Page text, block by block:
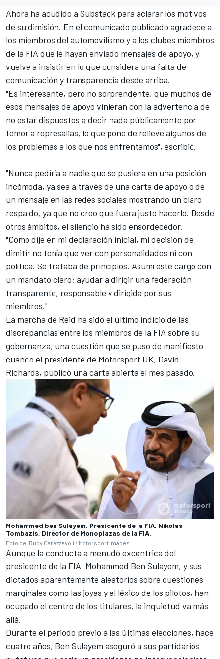
Ahora ha acudido a Substack para aclarar los motivos
de su dimisión. En el comunicado publicado agradece a
los miembros del automovilismo y a los clubes miembros
de la FIA que le hayan enviado mensajes de apoyo, y
vuelve a insistir en lo que considera una falta de
comunicación y transparencia desde arriba.
"Es interesante, pero no sorprendente, que muchos de
esos mensajes de apoyo vinieran con la advertencia de
no estar dispuestos a decir nada públicamente por
temor a represalias, lo que pone de relieve algunos de
los problemas a los que nos enfrentamos", escribió.
"Nunca pediría a nadie que se pusiera en una posición
incómoda, ya sea a través de una carta de apoyo o de
un mensaje en las redes sociales mostrando un claro
respaldo, ya que no creo que fuera justo hacerlo. Desde
otros ámbitos, el silencio ha sido ensordecedor.
"Como dije en mi declaración inicial, mi decisión de
dimitir no tenía que ver con personalidades ni con
política. Se trataba de principios. Asumí este cargo con
un mandato claro: ayudar a dirigir una federación
transparente, responsable y dirigida por sus
miembros."
La marcha de Reid ha sido el último indicio de las
discrepancias entre los miembros de la FIA sobre su
gobernanza, una cuestión que se puso de manifiesto
cuando el presidente de Motorsport UK, David
Richards, publicó una carta abierta el mes pasado.
Mohammed ben Sulayem, Presidente de la FIA, Nikolas
Tombazis, Director de Monoplazas de la FIA.
Foto de: Rudy Carezzevoli / Motorsport Images
Aunque la conducta a menudo excéntrica del
presidente de la FIA, Mohammed Ben Sulayem, y sus
dictados aparentemente aleatorios sobre cuestiones
marginales como las joyas y el léxico de los pilotos, han
ocupado el centro de los titulares, la inquietud va más
allá.
Durante el periodo previo a las últimas elecciones, hace
cuatro años, Ben Sulayem aseguró a sus partidarios